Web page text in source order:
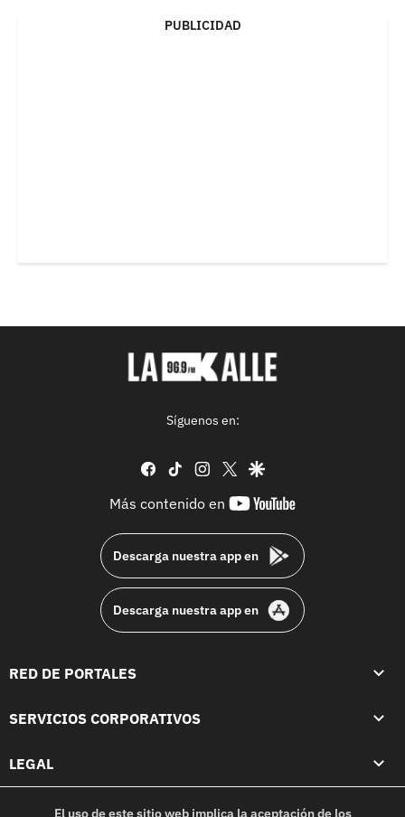
PUBLICIDAD
Síguenos en:
facebook
tiktok instagram
twittergoogle
Más contenido en
youtube-
Descarga nuestra app en
Descarga nuestra app en
RED DE PORTALES
SERVICIOS CORPORATIVOS
LEGAL
El uso de este sitio web implica la aceptación de los